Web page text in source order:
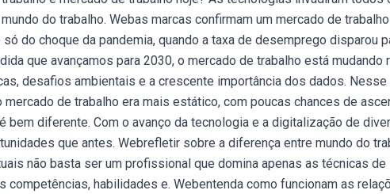
do trabalho. Webas marcas confirmam um mercado de
do choque da pandemia, quando a taxa de desemprego disparou
que avançamos para 2030, o mercado de trabalho está mudando
desafios ambientais e a crescente importância dos dados.
mercado de trabalho era mais estático, com poucas chances de
bem diferente. Com o avanço da tecnologia e a digitalização de
que antes. Webrefletir sobre a diferença entre mundo do
não basta ser um profissional que domina apenas as técnicas
competências, habilidades e. Webentenda como funcionam as